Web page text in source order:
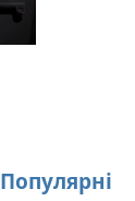
Популярнi